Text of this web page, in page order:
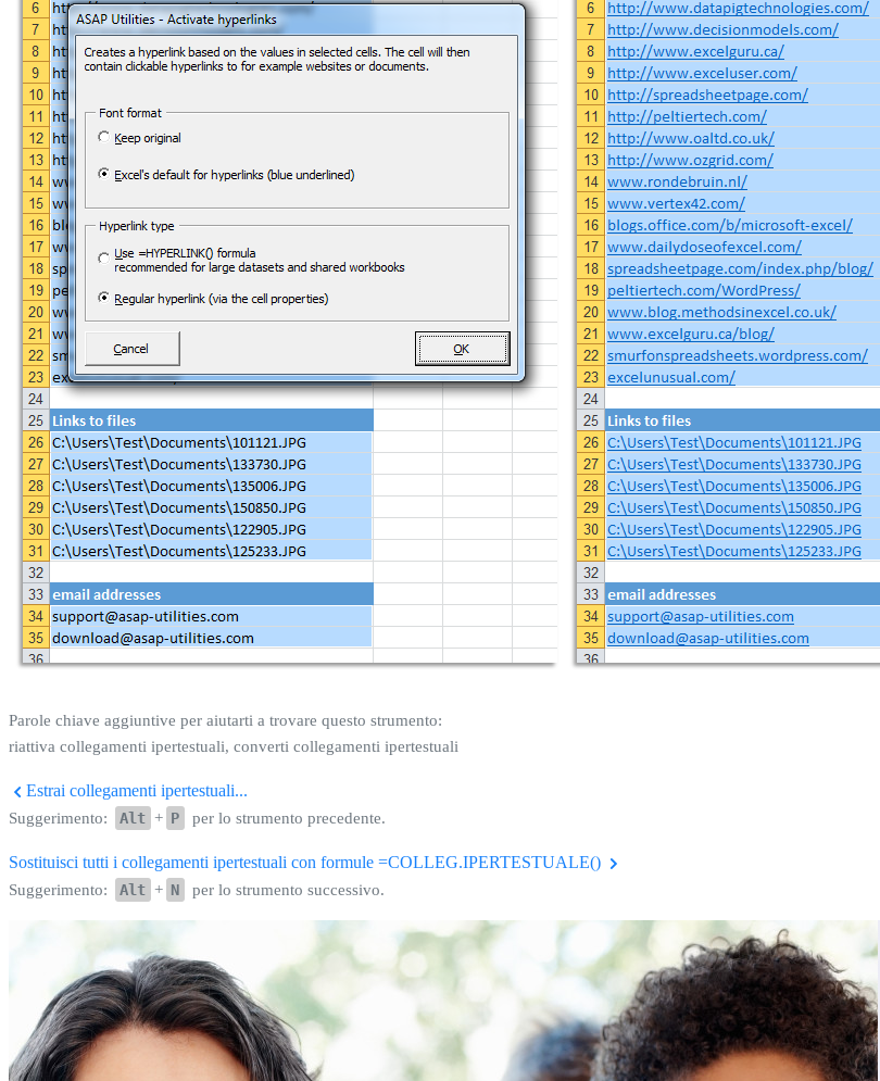
Parole chiave aggiuntive per aiutarti a trovare questo strumento:
riattiva collegamenti ipertestuali, converti collegamenti ipertestuali
Estrai collegamenti ipertestuali...
Suggerimento: Alt + P per lo strumento precedente.
Sostituisci tutti i collegamenti ipertestuali con formule =COLLEG.IPERTESTUALE()
Suggerimento: Alt + N per lo strumento successivo.